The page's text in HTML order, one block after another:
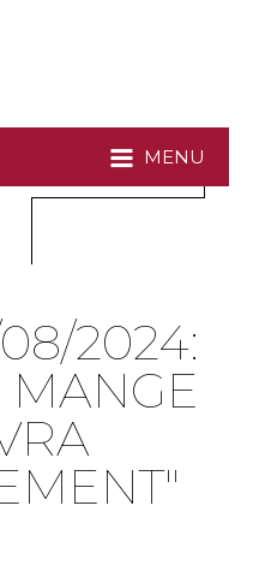
MENU
2024:
MANGE